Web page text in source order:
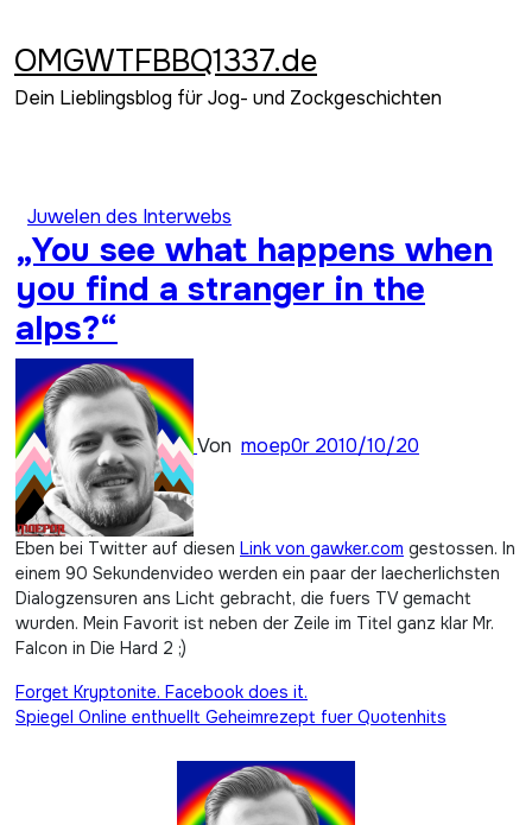
springen
OMGWTFBBQ1337.de
Dein Lieblingsblog für Jog- und Zockgeschichten
Juwelen des Interwebs
„You see what happens when
you find a stranger in the
alps?“
Von moep0r 2010/10/20
Eben bei Twitter auf diesen Link von gawker.com gestossen. In
einem 90 Sekundenvideo werden ein paar der laecherlichsten
Dialogzensuren ans Licht gebracht, die fuers TV gemacht
wurden. Mein Favorit ist neben der Zeile im Titel ganz klar Mr.
Falcon in Die Hard 2 ;)
Beitragsnavigation
Forget Kryptonite. Facebook does it.
Spiegel Online enthuellt Geheimrezept fuer Quotenhits